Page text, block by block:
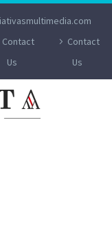
Contact
Us
Contact
Us